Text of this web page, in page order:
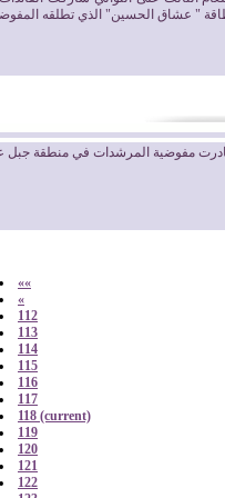
" عشاق الحسين" الذي تطلقه
مفوضية المرشدات في منطقة جبل
««
«
112
113
114
115
116
117
118 (current)
119
120
121
122